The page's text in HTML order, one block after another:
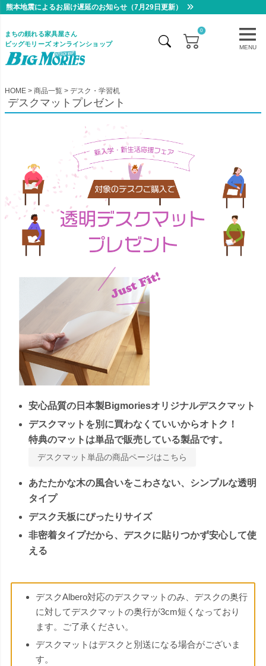
熊本地震によるお届け遅延のお知らせ（7月29日更新）
MENU
まちの頼れる家具屋さん
ビッグモリーズ オンラインショップ
0
HOME 商品一覧 デスク・学習机
デスクマットプレゼント
安心品質の日本製Bigmoriesオリジナルデスクマット
デスクマットを別に買わなくていいからオトク！
特典のマットは単品で販売している製品です。
デスクマット単品の商品ページはこちら
あたたかな木の風合いをこわさない、シンプルな透明
タイプ
デスク天板にぴったりサイズ
非密着タイプだから、デスクに貼りつかず安心して使
える
デスクAlbero対応のデスクマットのみ、デスクの奥行
に対してデスクマットの奥行が3cm短くなっており
ます。ご了承ください。
デスクマットはデスクと別送になる場合がございま
す。